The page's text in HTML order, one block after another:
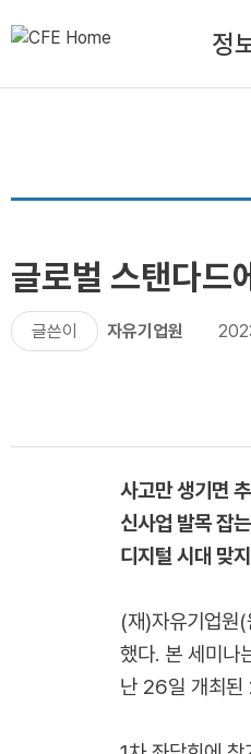
정
글로벌 스탠다드
글쓴이 자유기업원
사고만 생기면
신사업 발목 잡
디지털 시대 맞
(재)자유기업원
했다. 본 세미나
난 26일 개최된